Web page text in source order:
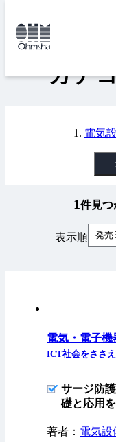
トップ
カテ
電気
1件見つ
表示順 発売
電気・電子機
ICT社会をささ
サージ防
礎と応用を
著者： 電気設